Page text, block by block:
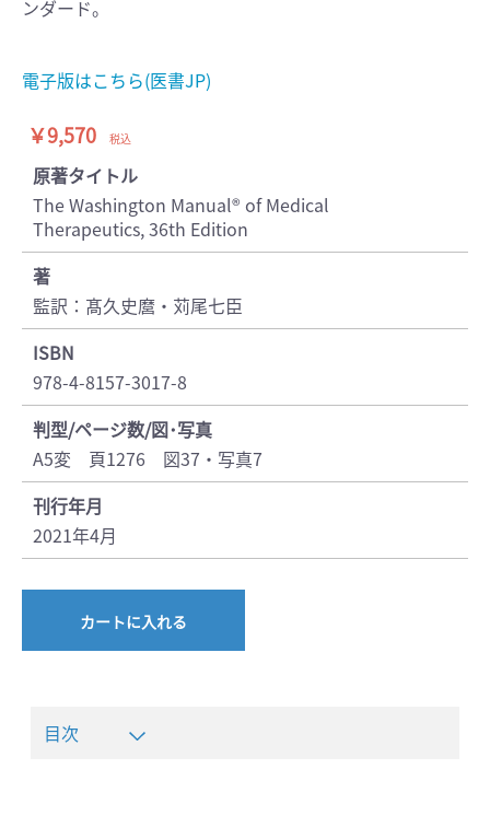
ンダード。
電子版はこちら(医書JP)
￥9,570 税込
原著タイトル
The Washington Manual® of Medical
Therapeutics, 36th Edition
著
監訳：髙久史麿・苅尾七臣
ISBN
978-4-8157-3017-8
判型/ページ数/図･写真
A5変 頁1276 図37・写真7
刊行年月
2021年4月
カートに入れる
目次